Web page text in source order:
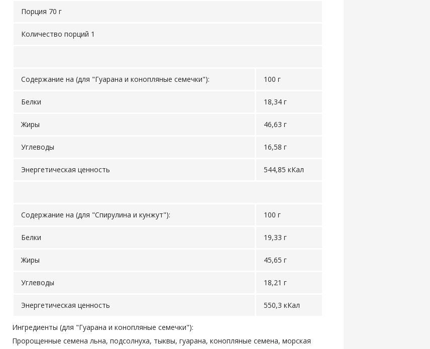
Порция 70 г
Количество порций 1
Содержание на (для "Гуарана и конопляные семечки"): 100 г
Белки 18,34 г
Жиры 46,63 г
Углеводы 16,58 г
Энергетическая ценность 544,85 кКал
Содержание на (для "Спирулина и кунжут"): 100 г
Белки 19,33 г
Жиры 45,65 г
Углеводы 18,21 г
Энергетическая ценность 550,3 кКал
Ингредиенты (для "Гуарана и конопляные семечки"):
Пророщенные семена льна, подсолнуха, тыквы, гуарана, конопляные семена, морская